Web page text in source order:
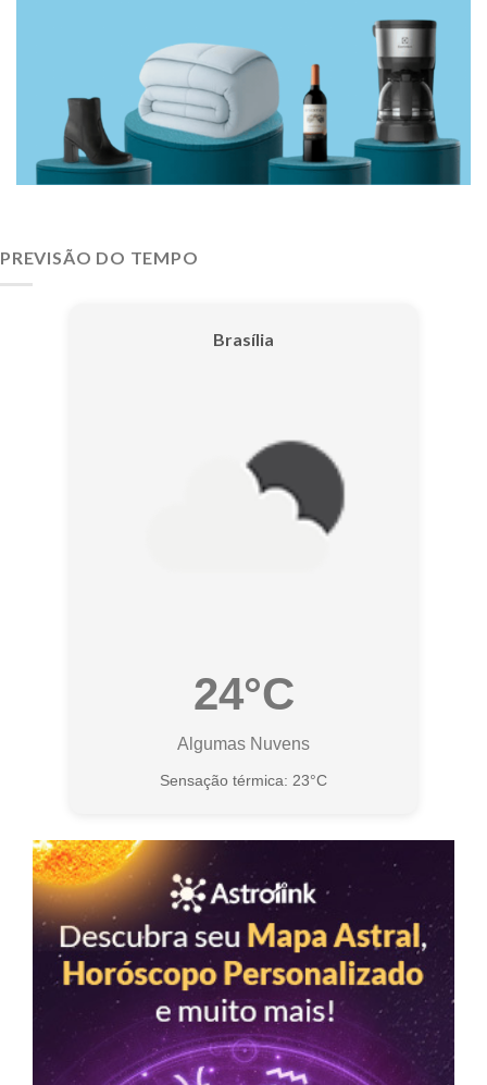
PREVISÃO DO TEMPO
Brasília
24°C
Algumas Nuvens
Sensação térmica: 23°C